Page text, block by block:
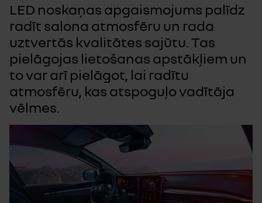
LED noskaņas apgaismojums palīdz
radīt salona atmosfēru un rada
uztvertās kvalitātes sajūtu. Tas
pielāgojas lietošanas apstākļiem un
to var arī pielāgot, lai radītu
atmosfēru, kas atspoguļo vadītāja
vēlmes.